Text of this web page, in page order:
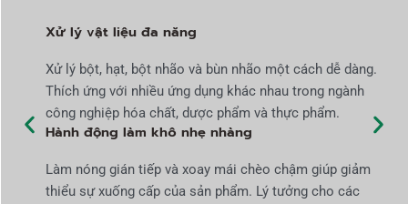
Xử lý vật liệu đa năng
Xử lý bột, hạt, bột nhão và bùn nhão một cách dễ dàng.
Thích ứng với nhiều ứng dụng khác nhau trong ngành
công nghiệp hóa chất, dược phẩm và thực phẩm.
Hành động làm khô nhẹ nhàng
Làm nóng gián tiếp và xoay mái chèo chậm giúp giảm
thiểu sự xuống cấp của sản phẩm. Lý tưởng cho các